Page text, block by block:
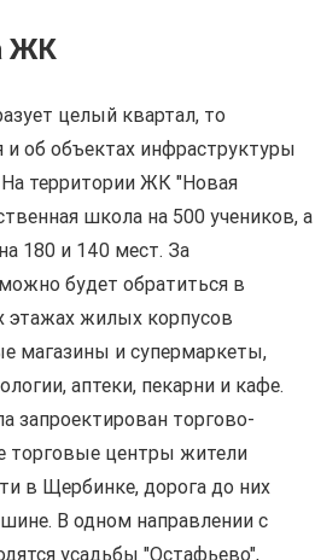
ЖК
целый квартал, то
и об объектах инфраструктуры
территории ЖК "Новая
школа на 500 учеников, а
180 и 140 мест. За
будет обратиться в
жилых корпусов
магазины и супермаркеты,
аптеки, пекарни и кафе.
запроектирован торгово-
торговые центры жители
в Щербинке, дорога до них
В одном направлении с
усадьбы "Остафьево",